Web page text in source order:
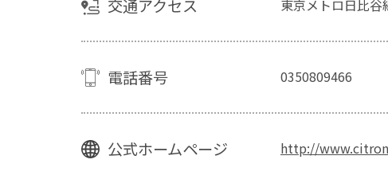
交通アクセス 東京メトロ日比谷
電話番号 0350809466
公式ホームページ http://